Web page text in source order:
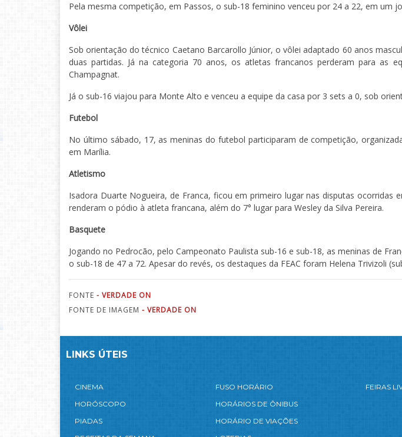
Pela mesma competição, em Passos, o sub-18 feminino venceu por 24 a 22, em um
Vôlei
Sob orientação do técnico Caetano Barcarollo Júnior, o vôlei adaptado 60 anos
duas partidas. Já na categoria 70 anos, os atletas francanos perderam para as
Champagnat.
Já o sub-16 viajou para Monte Alto e venceu a equipe da casa por 3 sets a 0, sob
Futebol
No último sábado, 17, as meninas do futebol participaram de competição,
em Marília.
Atletismo
Isadora Duarte Nogueira, de Franca, ficou em primeiro lugar nas disputas
renderam o pódio à atleta francana, além do 7° lugar para Wesley da Silva Pereira.
Basquete
Jogando no Pedrocão, pelo Campeonato Paulista sub-16 e sub-18, as meninas de
o sub-18 de 47 a 72. Apesar do revés, os destaques da FEAC foram Helena Trivizoli
FONTE - VERDADE ON
FONTE DE IMAGEM - VERDADE ON
LINKS ÚTEIS
CINEMA
HORÓSCOPO
PIADAS
FUSO HORÁRIO
HORÁRIOS DE ÔNIBUS
HORÁRIO DE VIAÇÕES
FEIRAS